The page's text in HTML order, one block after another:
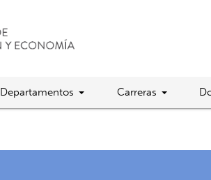
Departamentos Carreras